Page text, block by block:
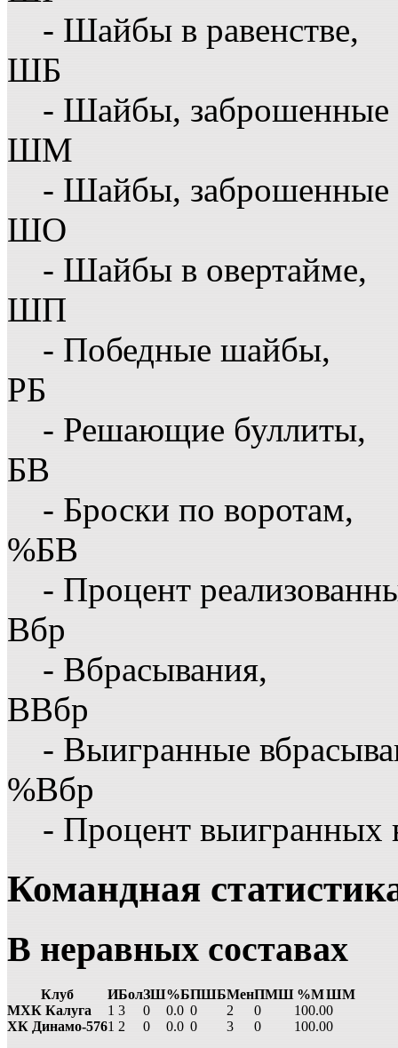
- Шайбы в равенстве,
ШБ
- Шайбы, заброшенные
ШМ
- Шайбы, заброшенные
ШО
- Шайбы в овертайме,
ШП
- Победные шайбы,
РБ
- Решающие буллиты,
БВ
- Броски по воротам,
%БВ
- Процент
Вбр
- Вбрасывания,
ВВбр
- Выигранные
%Вбр
- Процент выигранных
Командная
В неравных составах
Клуб ИБолЗШ%БПШБМенПМШ %МШМ
МХК Калуга
1 3 0 0.0 0 2 0 100.00
ХК Динамо-5761 2 0 0.0 0 3 0 100.00